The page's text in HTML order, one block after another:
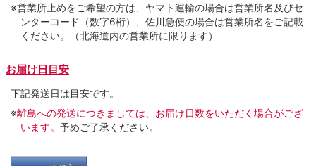
※営業所止めをご希望の方は、ヤマト運輸の場合は営業所名及びセ
ンターコード（数字6桁）、佐川急便の場合は営業所名をご記載
ください。（北海道内の営業所に限ります）
お届け日目安
下記発送日は目安です。
※離島への発送につきましては、お届け日数をいただく場合がござ
います。 予めご了承ください。